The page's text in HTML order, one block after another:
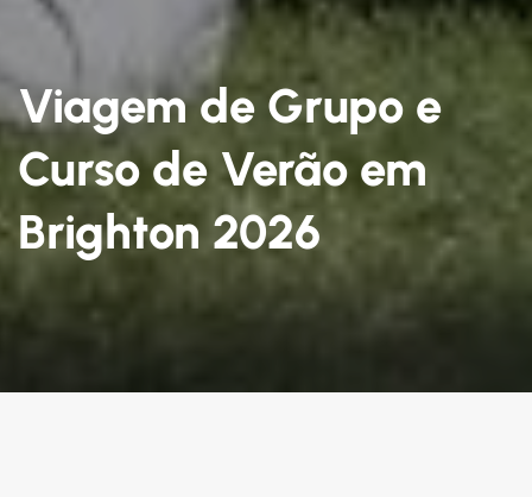
Viagem de Grupo e
Curso de Verão em
Brighton 2026